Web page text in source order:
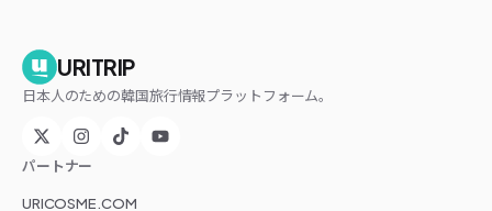
URITRIP
日本人のための韓国旅行情報プラットフォーム。
パートナー
URICOSME.COM